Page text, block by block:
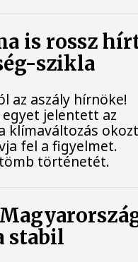
is rossz
szikla
az aszály hírnöke!
jelentett az
klímaváltozás
fel a figyelmet.
történetét.
stabil